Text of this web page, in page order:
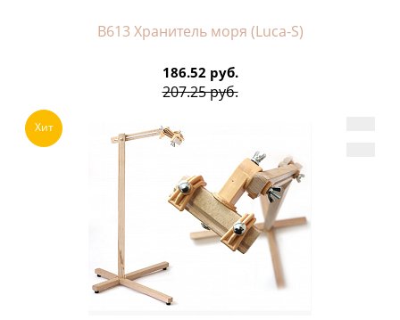
B613 Хранитель моря (Luca-S)
186.52 руб.
207.25 руб.
Хит